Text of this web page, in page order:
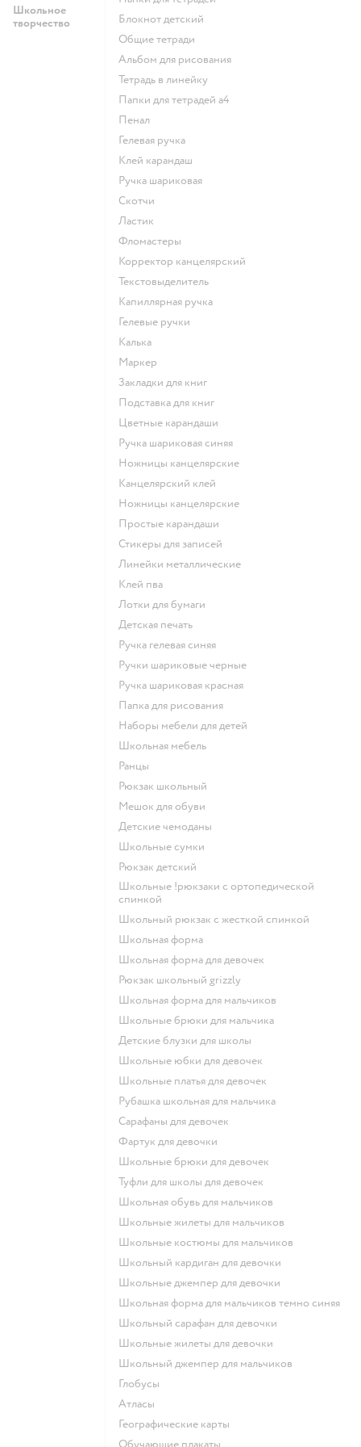
Школьное
творчество
Блокнот детский
Общие тетради
Альбом для рисования
Тетрадь в линейку
Папки для тетрадей а4
Пенал
Гелевая ручка
Клей карандаш
Ручка шариковая
Скотчи
Ластик
Фломастеры
Корректор канцелярский
Текстовыделитель
Капиллярная ручка
Гелевые ручки
Калька
Маркер
Закладки для книг
Подставка для книг
Цветные карандаши
Ручка шариковая синяя
Ножницы канцелярские
Канцелярский клей
Ножницы канцелярские
Простые карандаши
Стикеры для записей
Линейки металлические
Клей пва
Лотки для бумаги
Детская печать
Ручка гелевая синяя
Ручки шариковые черные
Ручка шариковая красная
Папка для рисования
Наборы мебели для детей
Школьная мебель
Ранцы
Рюкзак школьный
Мешок для обуви
Детские чемоданы
Школьные сумки
Рюкзак детский
Школьные !рюкзаки с ортопедической
спинкой
Школьный рюкзак с жесткой спинкой
Школьная форма
Школьная форма для девочек
Рюкзак школьный grizzly
Школьная форма для мальчиков
Школьные брюки для мальчика
Детские блузки для школы
Школьные юбки для девочек
Школьные платья для девочек
Рубашка школьная для мальчика
Сарафаны для девочек
Фартук для девочки
Школьные брюки для девочек
Туфли для школы для девочек
Школьная обувь для мальчиков
Школьные жилеты для мальчиков
Школьные костюмы для мальчиков
Школьный кардиган для девочки
Школьные джемпер для девочки
Школьная форма для мальчиков темно синяя
Школьный сарафан для девочки
Школьные жилеты для девочки
Школьный джемпер для мальчиков
Глобусы
Атласы
Географические карты
Обучающие плакаты